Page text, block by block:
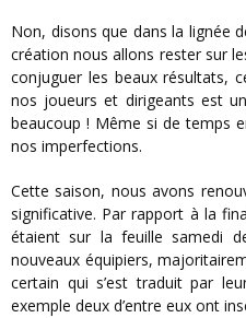
Non, disons que dans la lignée de ce que réalise le club depuis sa
création nous allons rester sur
conjuguer les beaux résultats,
nos joueurs et dirigeants est
beaucoup ! Même si de temps
nos imperfections.
Cette saison, nous avons renouvelé l’effectif premier de manière
significative. Par rapport à la
étaient sur la feuille samedi
nouveaux équipiers,
certain qui s’est traduit par
exemple deux d’entre eux ont